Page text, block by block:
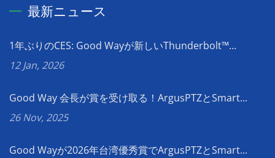
最新ニュース
1年ぶりのCES: Good Wayが新しいThunderbolt™...
12 Jan, 2026
Good Way 会長が賞を受け取る！ArgusPTZとSmart...
26 Nov, 2025
Good Wayが2026年台湾優秀賞でArgusPTZとSmart...